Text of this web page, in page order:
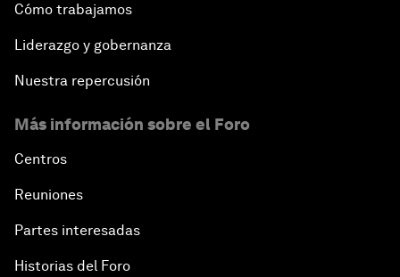
Cómo trabajamos
Liderazgo y gobernanza
Nuestra repercusión
Más información sobre el Foro
Centros
Reuniones
Partes interesadas
Historias del Foro